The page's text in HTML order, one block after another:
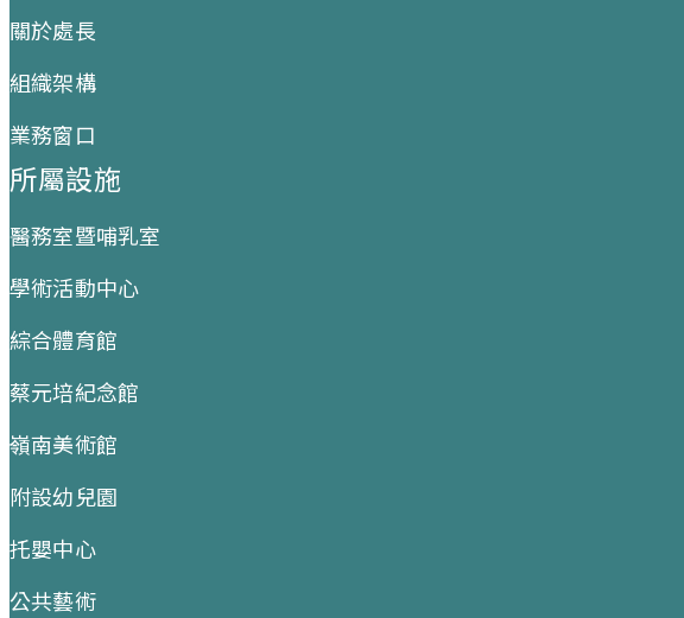
關於處長
組織架構
業務窗口
所屬設施
醫務室暨哺乳室
學術活動中心
綜合體育館
蔡元培紀念館
嶺南美術館
附設幼兒園
托嬰中心
公共藝術